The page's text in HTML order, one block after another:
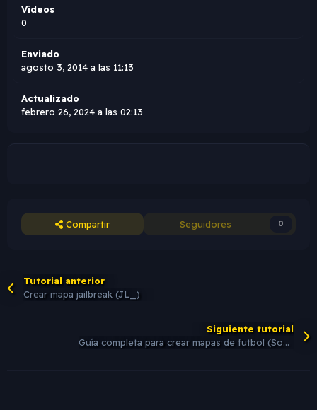
Videos
0
Enviado
agosto 3, 2014 a las 11:13
Actualizado
febrero 26, 2024 a las 02:13
Compartir Seguidores 0
Tutorial anterior
Crear mapa jailbreak (JL_)
Siguiente tutorial
Guía completa para crear mapas de futbol (SoccerJam sj_) paso a paso